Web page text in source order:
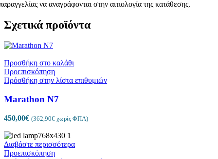
να αναγράφονται στην αιτιολογία της κατάθεσης.
Σχετικά προϊόντα
Προσθήκη στο καλάθι
Προεπισκόπηση
Πρόσθήκη στην λίστα επιθυμιών
Marathon N7
450,00€ (362,90€ χωρίς ΦΠΑ)
Διαβάστε περισσότερα
Προεπισκόπηση